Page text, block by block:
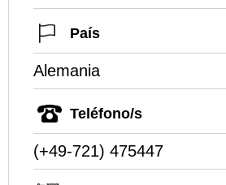
País
Alemania
Teléfono/s
(+49-721) 475447